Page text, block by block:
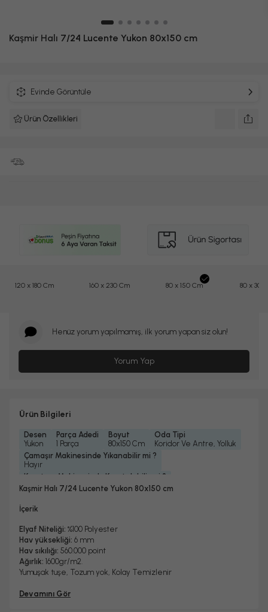
Kaşmir Halı 7/24 Lucente Yukon 80x150 cm
Evinde Görüntüle
Ürün Özellikleri
120 x 180 Cm 160 x 230 Cm 80 x 150 Cm 80 x 300
Henüz yorum yapılmamış, ilk yorum yapan siz olun!
Yorum Yap
Ürün Bilgileri
Desen
Yukon
Parça Adedi
1 Parça
Boyut
80x150 Cm
Oda Tipi
Koridor Ve Antre, Yolluk
Çamaşır Makinesinde Yıkanabilir mi ?
Hayır
Kurutma Makinesinde Kurutulabilir mi ?
Hayır
Hayır
1, 2
Makine Halısı
Kaşmir Halı 7/24 Lucente Yukon 80x150 cm
İçerik
Elyaf Niteliği: %100 Polyester
Hav yüksekliği: 6 mm
Hav sıkılığı: 560.000 point
Ağırlık: 1600gr/m2.
Yumuşak tuşe, Tozum yok, Kolay Temizlenir
Devamını Gör